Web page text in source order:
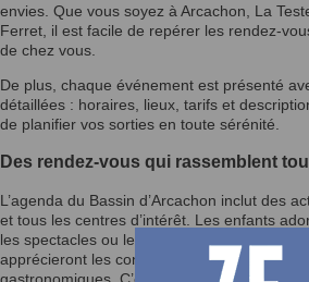
envies. Que vous soyez à Arcachon, La
Ferret, il est facile de repérer les rendez-
de chez vous.
De plus, chaque événement est présenté
détaillées : horaires, lieux, tarifs et
de planifier vos sorties en toute sérénité.
Des rendez-vous qui rassemblent
L’agenda du Bassin d’Arcachon inclut des
et tous les centres d’intérêt. Les enfants
les spectacles ou les fêtes foraines, tandis
apprécieront les concerts, conférences et